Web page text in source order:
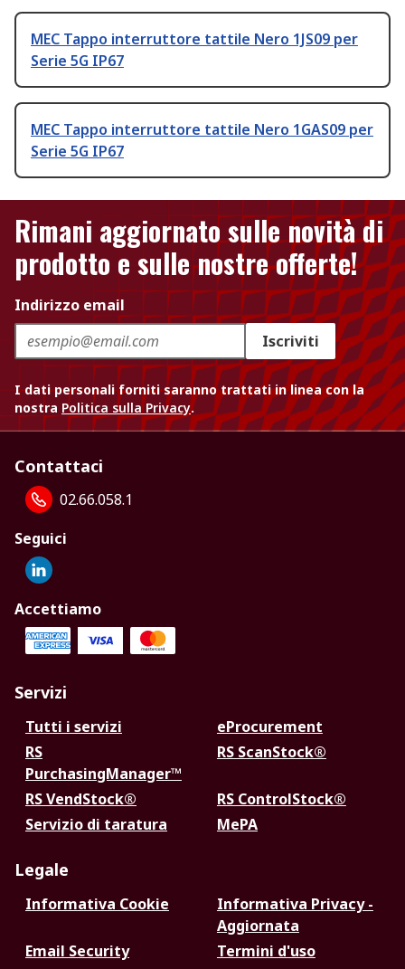
MEC Tappo interruttore tattile Nero 1JS09 per
Serie 5G IP67
MEC Tappo interruttore tattile Nero 1GAS09 per
Serie 5G IP67
Rimani aggiornato sulle novità di
prodotto e sulle nostre offerte!
Indirizzo email
Iscriviti
I dati personali forniti saranno trattati in linea con la
nostra Politica sulla Privacy.
Contattaci
02.66.058.1
Seguici
Accettiamo
Servizi
Tutti i servizi
eProcurement
RS
PurchasingManager™
RS ScanStock®
RS VendStock®
RS ControlStock®
Servizio di taratura
MePA
Legale
Informativa Cookie
Informativa Privacy -
Aggiornata
Email Security
Termini d'uso